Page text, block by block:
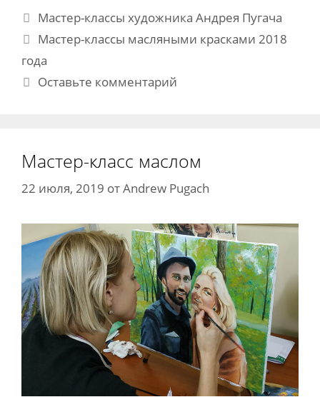
Рубрики
Мастер-классы художника Андрея Пугача
Метки
Мастер-классы масляными красками 2018
года
Оставьте комментарий
Мастер-класс маслом
22 июля, 2019 отAndrew Pugach